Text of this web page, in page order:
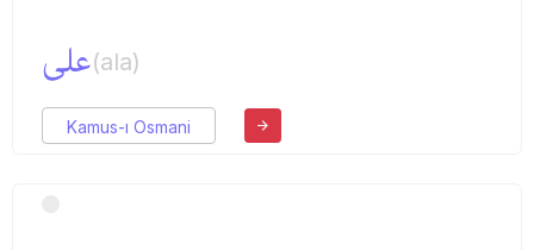
علی(ala)
Kamus-ı Osmani